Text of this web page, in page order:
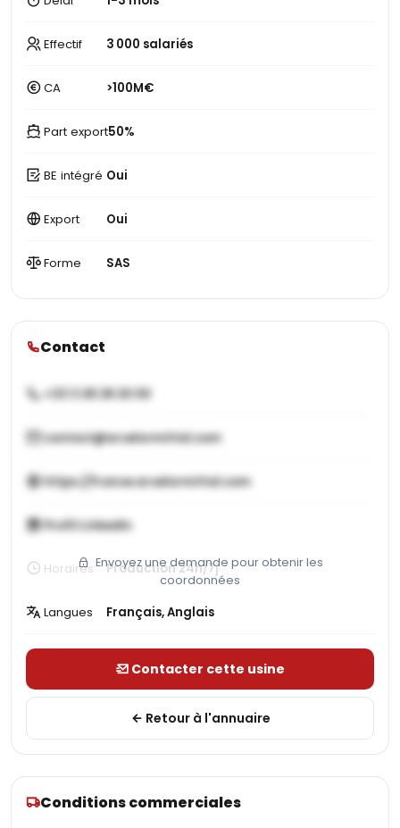
Effectif 3 000 salariés
CA >100M€
Part export50%
BE intégré Oui
Export Oui
Forme SAS
Contact
+33 3 28 28 20 00
contact@arcelormittal.com
https://france.arcelormittal.com
Profil LinkedIn
Envoyez une demande pour obtenir les
coordonnées
Horaires Production 24h/7j
Langues Français, Anglais
Contacter cette usine
Retour à l'annuaire
Conditions commerciales